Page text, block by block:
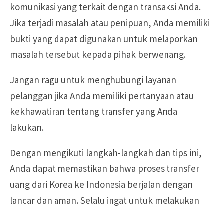
komunikasi yang terkait dengan transaksi Anda.
Jika terjadi masalah atau penipuan, Anda memiliki
bukti yang dapat digunakan untuk melaporkan
masalah tersebut kepada pihak berwenang.
Jangan ragu untuk menghubungi layanan
pelanggan jika Anda memiliki pertanyaan atau
kekhawatiran tentang transfer yang Anda
lakukan.
Dengan mengikuti langkah-langkah dan tips ini,
Anda dapat memastikan bahwa proses transfer
uang dari Korea ke Indonesia berjalan dengan
lancar dan aman. Selalu ingat untuk melakukan